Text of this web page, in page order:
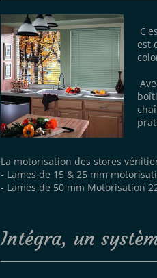
est
La motorisation des stores
- Lames de 15 & 25 mm
- Lames de 50 mm Motorisation
Intégra, un